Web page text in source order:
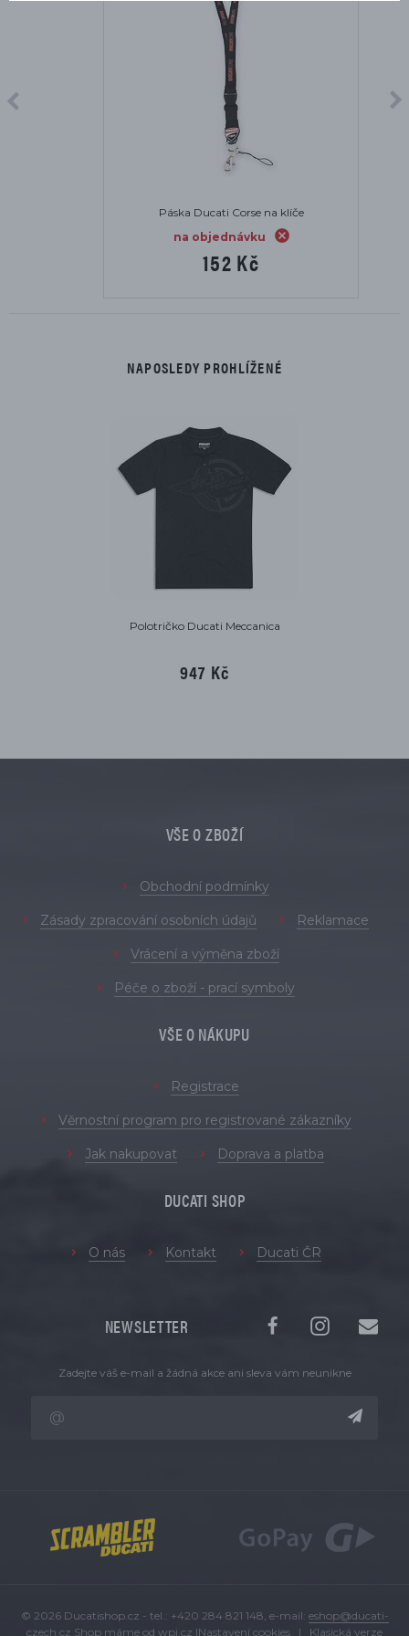
Páska Ducati Corse na klíče
na objednávku
152 Kč
NAPOSLEDY PROHLÍŽENÉ
Polotričko Ducati Meccanica
947 Kč
VŠE O ZBOŽÍ
Obchodní podmínky
Zásady zpracování osobních údajů Reklamace
Vrácení a výměna zboží
Péče o zboží - prací symboly
VŠE O NÁKUPU
Registrace
Věrnostní program pro registrované zákazníky
Jak nakupovat Doprava a platba
DUCATI SHOP
O nás Kontakt Ducati ČR
NEWSLETTER
Zadejte váš e-mail a žádná akce ani sleva vám neunikne
© 2026 Ducatishop.cz - tel.: +420 284 821 148, e-mail: eshop@ducati-
czech.cz Shop máme od wpj.cz |Nastavení cookies | Klasická verze